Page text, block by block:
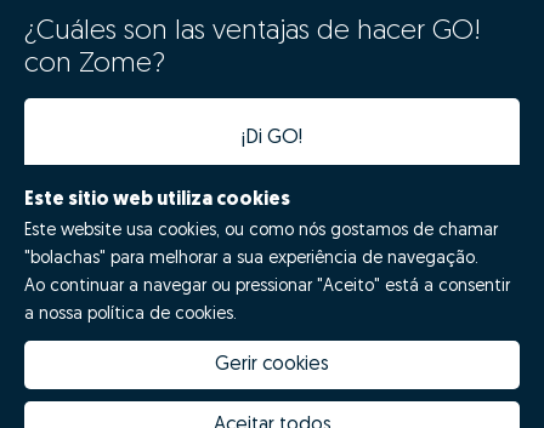
¿Cuáles son las ventajas de hacer GO!
con Zome?
¡Di GO!
Porquê escolher a Zome
Inovação Zome
Hubs Zome
Este sitio web utiliza cookies
Este website usa cookies, ou como nós gostamos de chamar
"bolachas" para melhorar a sua experiência de navegação.
Ao continuar a navegar ou pressionar "Aceito" está a consentir
a nossa política de cookies.
Gerir cookies